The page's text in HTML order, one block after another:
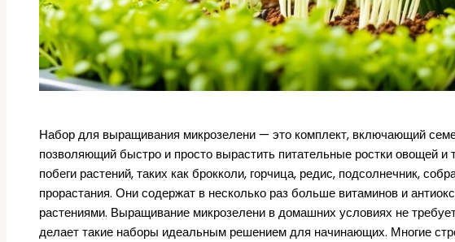
Набор для выращивания микрозелени — это комплект, включающий
позволяющий быстро и просто вырастить питательные ростки овощей
побеги растений, таких как брокколи, горчица, редис, подсолнечник,
прорастания. Они содержат в несколько раз больше витаминов и
растениями. Выращивание микрозелени в домашних условиях не
делает такие наборы идеальным решением для начинающих. Многие